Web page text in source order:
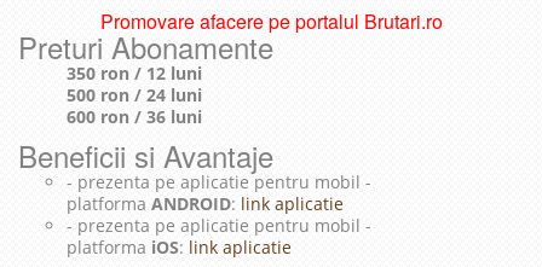
Promovare afacere pe portalul Brutari.ro
Preturi Abonamente
350 ron / 12 luni
500 ron / 24 luni
600 ron / 36 luni
Beneficii si Avantaje
- prezenta pe aplicatie pentru mobil -
platforma ANDROID: link aplicatie
- prezenta pe aplicatie pentru mobil -
platforma iOS: link aplicatie